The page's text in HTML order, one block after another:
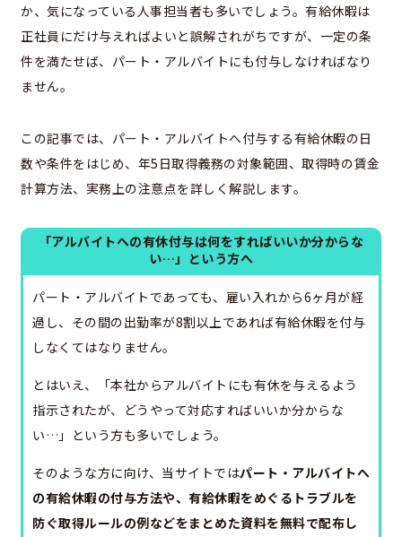
か、気になっている人事担当者も多いでしょう。有給休暇は
正社員にだけ与えればよいと誤解されがちですが、一定の条
件を満たせば、パート・アルバイトにも付与しなければなり
ません。
この記事では、パート・アルバイトへ付与する有給休暇の日
数や条件をはじめ、年5日取得義務の対象範囲、取得時の賃金
計算方法、実務上の注意点を詳しく解説します。
「アルバイトへの有休付与は何をすればいいか分からな
い…」という方へ
パート・アルバイトであっても、雇い入れから6ヶ月が経
過し、その間の出勤率が8割以上であれば有給休暇を付与
しなくてはなりません。
とはいえ、「本社からアルバイトにも有休を与えるよう
指示されたが、どうやって対応すればいいか分からな
い…」という方も多いでしょう。
そのような方に向け、当サイトではパート・アルバイトへ
の有給休暇の付与方法や、有給休暇をめぐるトラブルを
防ぐ取得ルールの例などをまとめた資料を無料で配布し